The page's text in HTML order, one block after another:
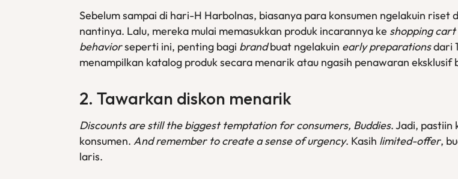
Sebelum sampai di hari-H Harbolnas, biasanya para konsumen ngelakuin
nantinya. Lalu, mereka mulai memasukkan produk incarannya ke shopping cart
behaviorseperti ini, penting bagi brandbuat ngelakuin early preparationsdari
menampilkan katalog produk secara menarik atau ngasih penawaran
2. Tawarkan diskon menarik
Discounts are still the biggest temptation for consumers, Buddies. Jadi, pastiin
konsumen. And remember to create a sense of urgency. Kasih limited-offer,
laris.